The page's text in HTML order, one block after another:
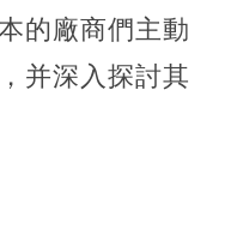
的廠商們主動
并深入探討其